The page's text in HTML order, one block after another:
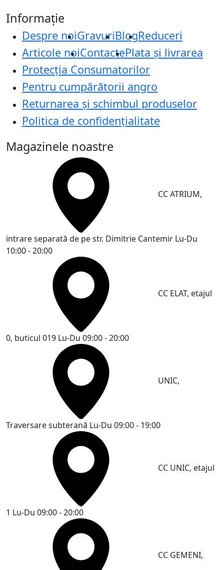
Informație
Despre noiGravuriBlogReduceri
Articole noiContactePlata și livrarea
Protecţia Consumatorilor
Pentru cumpărătorii angro
Returnarea și schimbul produselor
Politica de confidențialitate
Magazinele noastre
CC ATRIUM,
intrare separată de pe str. Dimitrie Cantemir Lu-Du
10:00 - 20:00
CC ELAT, etajul
0, buticul 019 Lu-Du 09:00 - 20:00
UNIC,
Traversare subterană Lu-Du 09:00 - 19:00
CC UNIC, etajul
1 Lu-Du 09:00 - 20:00
CC GEMENI,